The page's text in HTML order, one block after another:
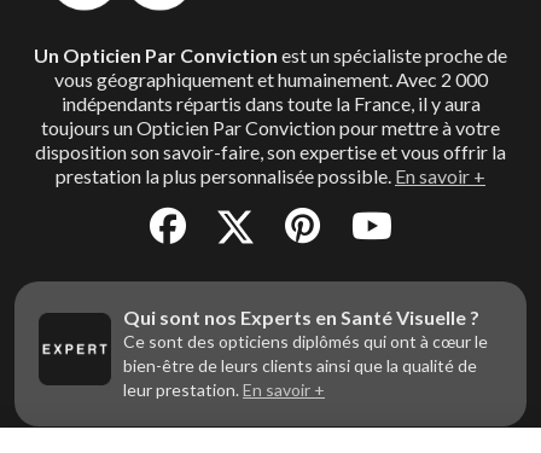
Un Opticien Par Conviction est un spécialiste proche de
vous géographiquement et humainement. Avec 2 000
indépendants répartis dans toute la France, il y aura
toujours un Opticien Par Conviction pour mettre à votre
disposition son savoir-faire, son expertise et vous offrir la
prestation la plus personnalisée possible. En savoir +
Qui sont nos Experts en Santé Visuelle ?
Ce sont des opticiens diplômés qui ont à cœur le
bien-être de leurs clients ainsi que la qualité de
leur prestation. En savoir +